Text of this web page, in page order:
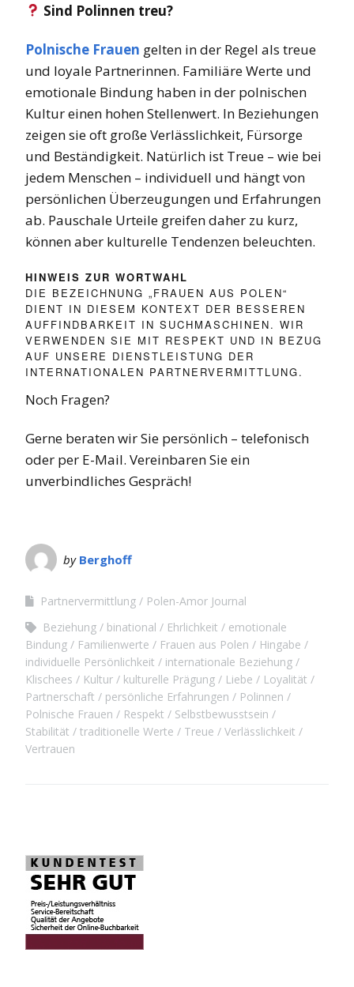
Sind Polinnen treu?
Polnische Frauen gelten in der Regel als treue
und loyale Partnerinnen. Familiäre Werte und
emotionale Bindung haben in der polnischen
Kultur einen hohen Stellenwert. In Beziehungen
zeigen sie oft große Verlässlichkeit, Fürsorge
und Beständigkeit. Natürlich ist Treue – wie bei
jedem Menschen – individuell und hängt von
persönlichen Überzeugungen und Erfahrungen
ab. Pauschale Urteile greifen daher zu kurz,
können aber kulturelle Tendenzen beleuchten.
HINWEIS ZUR WORTWAHL
DIE BEZEICHNUNG „FRAUEN AUS POLEN“
DIENT IN DIESEM KONTEXT DER BESSEREN
AUFFINDBARKEIT IN SUCHMASCHINEN. WIR
VERWENDEN SIE MIT RESPEKT UND IN BEZUG
AUF UNSERE DIENSTLEISTUNG DER
INTERNATIONALEN PARTNERVERMITTLUNG.
Noch Fragen?
Gerne beraten wir Sie persönlich – telefonisch
oder per E-Mail. Vereinbaren Sie ein
unverbindliches Gespräch!
by Berghoff
Partnervermittlung
Polen-Amor Journal
Beziehung
binational Ehrlichkeit
emotionale
Bindung
Familienwerte Frauen aus Polen
Hingabe
individuelle Persönlichkeit
internationale Beziehung
Klischees
Kultur kulturelle Prägung Liebe
Loyalität
Partnerschaft
persönliche Erfahrungen
Polinnen
Polnische Frauen
Respekt
Selbstbewusstsein
Stabilität
traditionelle Werte Treue
Verlässlichkeit
Vertrauen